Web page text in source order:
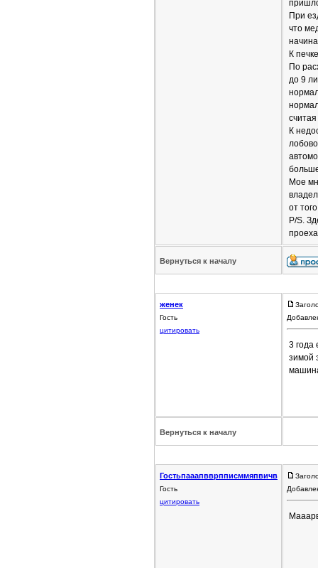
При
что
К
По
до 9
К
Мое
от
P/S.
Вернуться к началу
женек
Гость
цитировать
3 года
зимой
Вернуться к началу
Гостьпааапвврпписммяпвичв
Гость
цитировать